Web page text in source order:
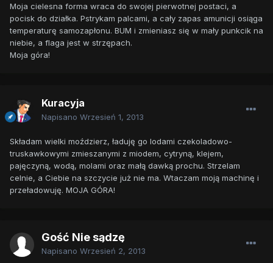
Moja cielesna forma wraca do swojej pierwotnej postaci, a
pocisk do działka. Pstrykam palcami, a cały zapas amunicji osiąga
temperaturę samozapłonu. BUM i zmieniasz się w mały punkcik na
niebie, a flaga jest w strzępach.
Moja góra!
Kuracyja
Napisano Wrzesień 1, 2013
Składam wielki moździerz, ładuję go lodami czekoladowo-
truskawkowymi zmieszanymi z miodem, cytryną, klejem,
pajęczyną, wodą, molami oraz małą dawką prochu. Strzelam
celnie, a Ciebie na szczycie już nie ma. Wtaczam moją machinę i
przeładowuję. MOJA GÓRA!
Gość Nie sądzę
Napisano Wrzesień 2, 2013